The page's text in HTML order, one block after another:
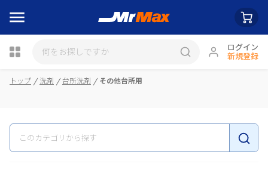
ログイン
新規登録
瓶詰
トップ 洗剤 台所洗剤 その他台所用